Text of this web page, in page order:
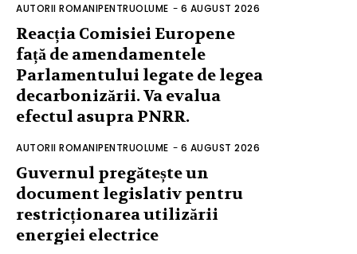
AUTORII ROMANIPENTRUOLUME - 6 AUGUST 2026
Reacția Comisiei Europene
față de amendamentele
Parlamentului legate de legea
decarbonizării. Va evalua
efectul asupra PNRR.
AUTORII ROMANIPENTRUOLUME - 6 AUGUST 2026
Guvernul pregătește un
document legislativ pentru
restricționarea utilizării
energiei electrice